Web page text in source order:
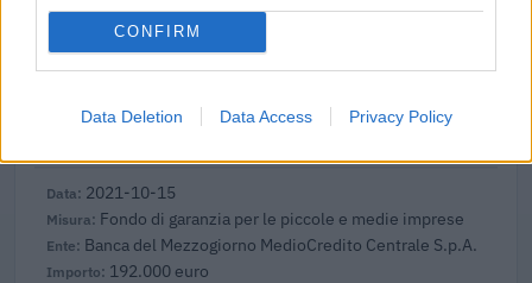
CONFIRM
Data Deletion Data Access Privacy Policy
192.000 euro
Banca del Mezzogiorno MedioCredito Centrale S.p.A.
2021-10-15
Fondo di garanzia per le piccole e medie imprese
Banca del Mezzogiorno MedioCredito Centrale S.p.A.
192.000 euro